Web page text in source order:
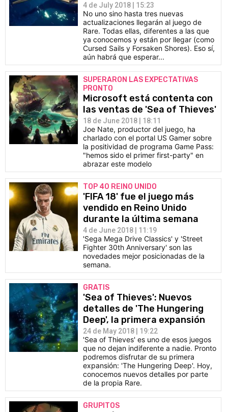
4 de July 2018 | 15:23
No uno sino hasta tres nuevas
actualizaciones llegarán al juego de
Rare. Todas ellas, diferentes a las que
ya conocemos y están por llegar (como
Cursed Sails y Forsaken Shores). Eso sí,
aún habrá que esperar...
SUPERARON LAS EXPECTATIVAS
PRONTO
Microsoft está contenta con
las ventas de 'Sea of Thieves'
18 de June 2018 | 18:11
Joe Nate, productor del juego, ha
charlado con el portal US Gamer sobre
la positividad de programa Game Pass:
"hemos sido el primer first-party" en
abrazar este modelo
TOP 40 REINO UNIDO
'FIFA 18' fue el juego más
vendido en Reino Unido
durante la última semana
4 de June 2018 | 11:19
'Sega Mega Drive Classics' y 'Street
Fighter 30th Anniversary' son las
novedades mejor posicionadas de la
semana.
GRATIS
'Sea of Thieves': Nuevos
detalles de 'The Hungering
Deep', la primera expansión
24 de May 2018 | 19:22
'Sea of Thieves' es uno de esos juegos
que no dejan indiferente a nadie. Pronto
podremos disfrutar de su primera
expansión: 'The Hungering Deep'. Hoy,
conocemos nuevos detalles por parte
de la propia Rare.
GRUPITOS